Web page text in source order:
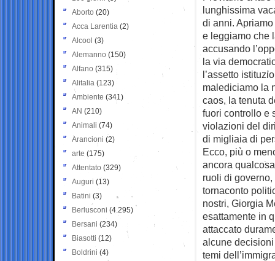
lunghissima
di anni.
e leggiamo che
accusando
la via
l’assetto
malediciamo la
caos, la tenuta
fuori controllo e
violazioni del
di migliaia di
Ecco, più o
ancora
ruoli di
tornaconto
nostri, Giorgia
esattamente in
attaccato
alcune
temi
Aborto (20)
Acca Larentia (2)
Alcool (3)
Alemanno (150)
Alfano (315)
Alitalia (123)
Ambiente (341)
AN (210)
Animali (74)
Arancioni (2)
arte (175)
Attentato (329)
Auguri (13)
Batini (3)
Berlusconi (4.295)
Bersani (234)
Biasotti (12)
Boldrini (4)